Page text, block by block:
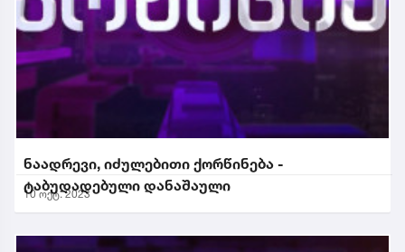
ნაადრევი, იძულებითი ქორწინება -
ტაბუდადებული დანაშაული
10 ოქტ. 2023